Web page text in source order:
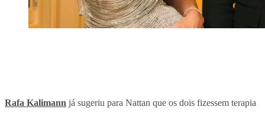
Rafa Kalimann já sugeriu para Nattan que os dois fizessem terapia